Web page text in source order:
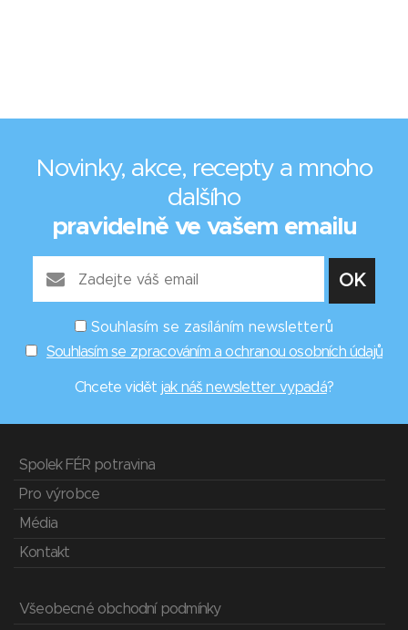
Novinky, akce, recepty a mnoho
dalšího
pravidelně ve vašem emailu
Souhlasím se zasíláním newsletterů
Souhlasím se zpracováním a ochranou osobních údajů
Chcete vidět jak náš newsletter vypadá?
Spolek FÉR potravina
Pro výrobce
Média
Kontakt
Všeobecné obchodní podmínky